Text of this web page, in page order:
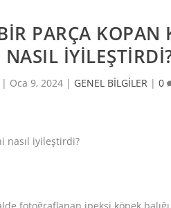
PARÇA KOPAN
| Oca 9, 2024| GENEL BİLGİLER| 0